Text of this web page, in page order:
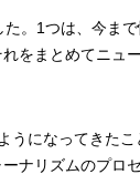
。1つは、今ま
をまとめてニ
になってきた
ナリズムのプ